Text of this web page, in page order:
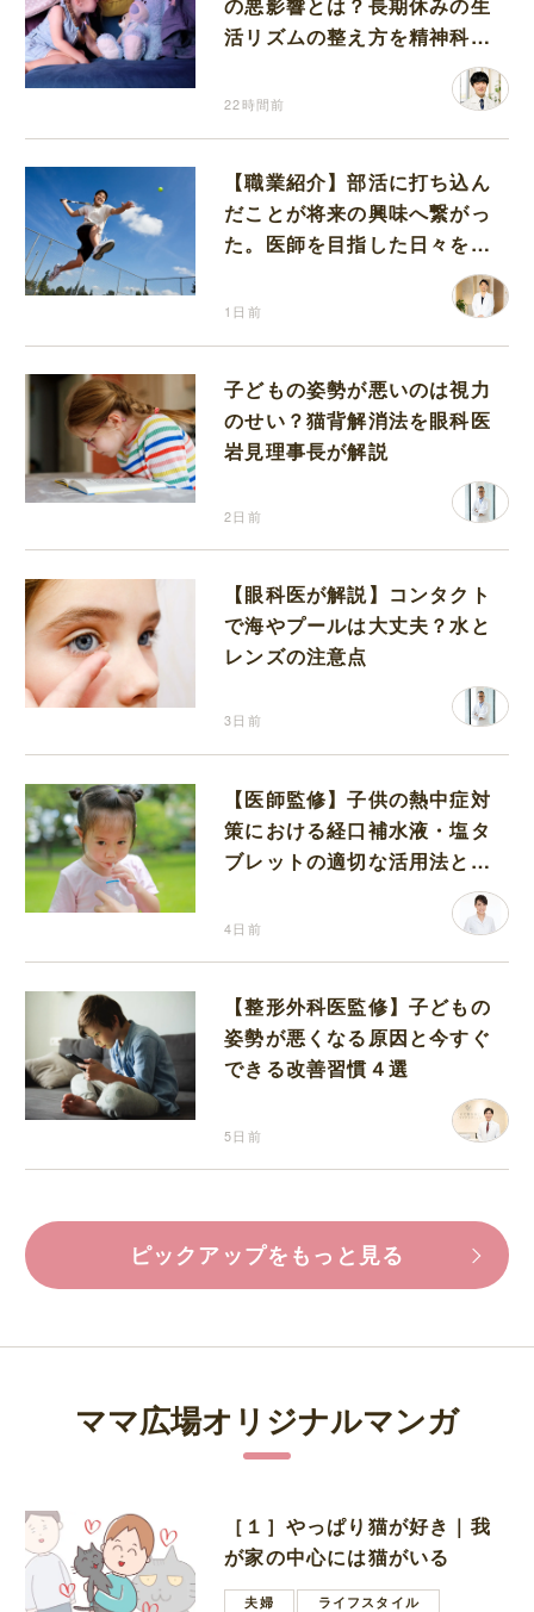
の悪影響とは？長期休みの生
活リズムの整え方を精神科医
22時間前
【職業紹介】部活に打ち込ん
だことが将来の興味へ繋がっ
た。医師を目指した日々を振
1日前
子どもの姿勢が悪いのは視力
のせい？猫背解消法を眼科医
岩見理事長が解説
2日前
【眼科医が解説】コンタクト
で海やプールは大丈夫？水と
レンズの注意点
3日前
【医師監修】子供の熱中症対
策における経口補水液・塩タ
ブレットの適切な活用法と水
4日前
【整形外科医監修】子どもの
姿勢が悪くなる原因と今すぐ
できる改善習慣４選
5日前
ピックアップをもっと見る
ママ広場オリジナルマンガ
［１］やっぱり猫が好き｜我
が家の中心には猫がいる
夫婦
ライフスタイル